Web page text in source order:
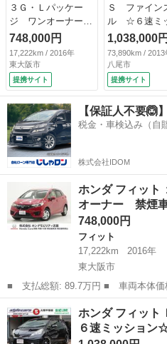
３Ｇ・Ｌパッケー
ジ ワンオーナー
禁煙車 バックカメ
ラ ＥＴＣ Ｂｌｕ
ｅｔｏｏｔｈ クル
ーズコントロール
ＬＥＤヘッドライ
ト 衝突被害軽減ブ
レーキ オートエア
コン スマートキ
ー スペアキー有
横滑り防止装置 フ
ルセグ （車検整備
748,000円
17,222km / 2016年
東大阪市
提携サイト
Ｓ ファイン
ル ☆６速ミ
ン☆無限フル
☆無限ドアバ
☆無限フロア
☆無限マフラ
ＫＳ車高調☆
ｈｅｒｓ９イ
カナビ☆ファ
タイル専用塗
グＴＶ☆バッ
1,038,000円
73,890km / 2013
八尾市
提携サイト
【保証人不要🙆
税金・車検込み（自
株式会社IDOM
ホンダ フィッ
オーナー 禁煙
748,000円
フィット
17,222km
2016年
東大阪市
■ 支払総額: 89.7万円 ■ 車両本体価格： 748,000 円 ■ メーカー
名： ホンダ ■ 車種名： フィット
パッケージ ワンオーナー 禁煙車
ｅｔｏｏｔｈ...
大阪 東大阪市 フィット
ホンダ フィッ
６速ミッショ